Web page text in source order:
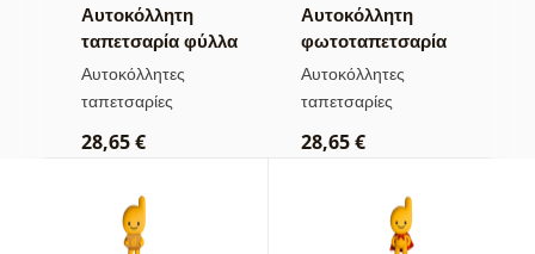
Αυτοκόλλητη
ταπετσαρία φύλλα
με παστέλ
απόχρωση
Αυτοκόλλητες
ταπετσαρίες
28,65 €
Αυτοκόλλητη
φωτοταπετσαρία
δάσος στην ομίχλη
Αυτοκόλλητες
ταπετσαρίες
28,65 €